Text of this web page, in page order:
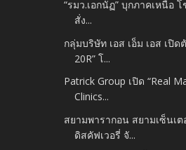
“รมว.เอกนัฏ” บุกภาคเหนือ
สั่ง...
กลุ่มบริษัท เอส เอ็ม เอส เปิด
20R” โ...
Patrick Group เปิด “Real
Clinics...
สยามพารากอน สยามเซ็นเ
ดิสคัฟเวอรี่ จั...